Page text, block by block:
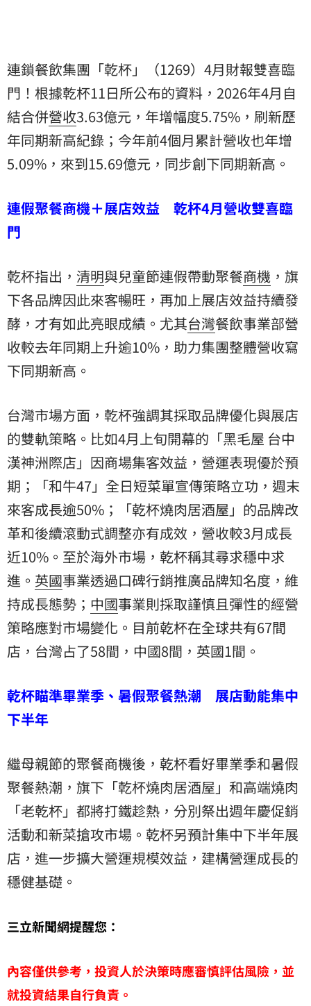
連鎖餐飲集團「乾杯」（1269）4月財報雙喜臨
門！根據乾杯11日所公布的資料，2026年4月自
結合併營收3.63億元，年增幅度5.75%，刷新歷
年同期新高紀錄；今年前4個月累計營收也年增
5.09%，來到15.69億元，同步創下同期新高。
連假聚餐商機＋展店效益 乾杯4月營收雙喜臨
門
乾杯指出， 清明與兒童節連假帶動聚餐商機 ，旗
下各品牌因此來客暢旺，再加上展店效益持續發
酵，才有如此亮眼成績。尤其台灣餐飲事業部營
收較去年同期上升逾10%，助力集團整體營收寫
下同期新高。
台灣市場方面，乾杯強調其採取品牌優化與展店
的雙軌策略。比如4月上旬開幕的「黑毛屋 台中
漢神洲際店」因商場集客效益，營運表現優於預
期；「和牛47」全日短菜單宣傳策略立功，週末
來客成長逾50%；「乾杯燒肉居酒屋」的品牌改
革和後續滾動式調整亦有成效，營收較3月成長
近10%。至於海外市場，乾杯稱其尋求穩中求
進。 英國事業透過口碑行銷推廣品牌知名度，維
持成長態勢； 中國事業則採取謹慎且彈性的經營
策略應對市場變化。目前乾杯在全球共有67間
店，台灣占了58間，中國8間，英國1間。
乾杯瞄準畢業季、暑假聚餐熱潮 展店動能集中
下半年
繼母親節的聚餐商機後，乾杯看好畢業季和暑假
聚餐熱潮，旗下「乾杯燒肉居酒屋」和高端燒肉
「老乾杯」都將打鐵趁熱，分別祭出週年慶促銷
活動和新菜搶攻市場。乾杯另預計集中下半年展
店，進一步擴大營運規模效益，建構營運成長的
穩健基礎。
三立新聞網提醒您：
內容僅供參考，投資人於決策時應審慎評估風險，並
就投資結果自行負責。